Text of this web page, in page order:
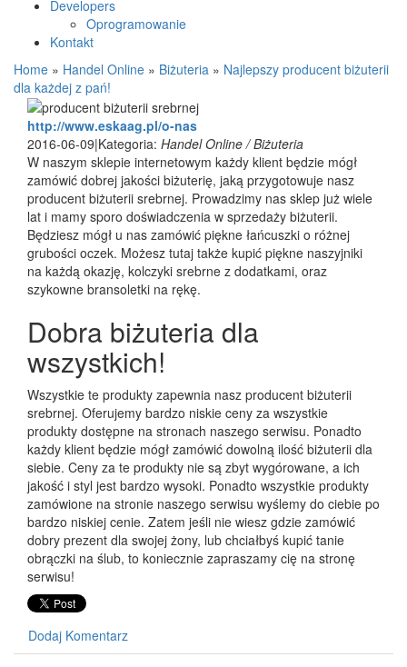
Developers
Oprogramowanie
Kontakt
Home » Handel Online » Biżuteria » Najlepszy producent biżuterii
dla każdej z pań!
http://www.eskaag.pl/o-nas
2016-06-09|Kategoria: Handel Online / Biżuteria
W naszym sklepie internetowym każdy klient będzie mógł
zamówić dobrej jakości biżuterię, jaką przygotowuje nasz
producent biżuterii srebrnej. Prowadzimy nas sklep już wiele
lat i mamy sporo doświadczenia w sprzedaży biżuterii.
Będziesz mógł u nas zamówić piękne łańcuszki o różnej
grubości oczek. Możesz tutaj także kupić piękne naszyjniki
na każdą okazję, kolczyki srebrne z dodatkami, oraz
szykowne bransoletki na rękę.
Dobra biżuteria dla
wszystkich!
Wszystkie te produkty zapewnia nasz producent biżuterii
srebrnej. Oferujemy bardzo niskie ceny za wszystkie
produkty dostępne na stronach naszego serwisu. Ponadto
każdy klient będzie mógł zamówić dowolną ilość biżuterii dla
siebie. Ceny za te produkty nie są zbyt wygórowane, a ich
jakość i styl jest bardzo wysoki. Ponadto wszystkie produkty
zamówione na stronie naszego serwisu wyślemy do ciebie po
bardzo niskiej cenie. Zatem jeśli nie wiesz gdzie zamówić
dobry prezent dla swojej żony, lub chciałbyś kupić tanie
obrączki na ślub, to koniecznie zapraszamy cię na stronę
serwisu!
Dodaj Komentarz